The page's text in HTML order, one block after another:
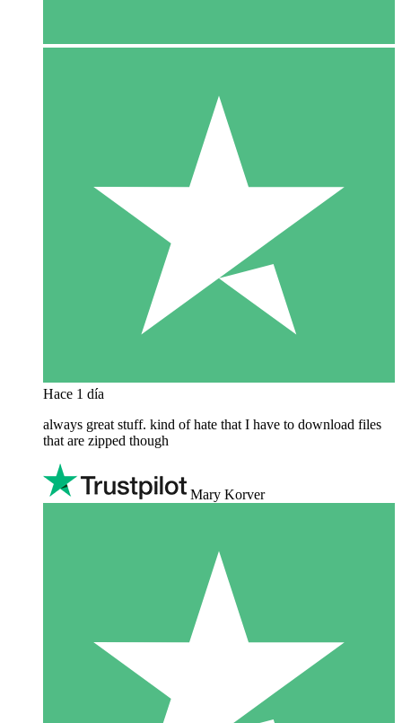
Hace 1 día
always great stuff. kind of hate that I have to download files
that are zipped though
Mary Korver